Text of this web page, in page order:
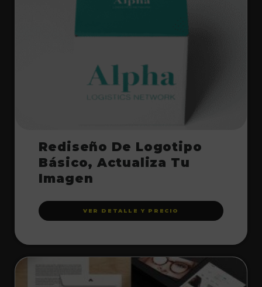
Rediseño De Logotipo
Básico, Actualiza Tu
Imagen
VER DETALLE Y PRECIO